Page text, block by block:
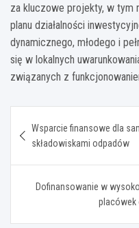
za kluczowe projekty, w tym
planu działalności
dynamicznego, młodego i
się w lokalnych
związanych z
wpisu
Wsparcie finansowe dla
składowiskami odpadów
Dofinansowanie w
placówek